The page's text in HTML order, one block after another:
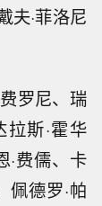
夫·菲洛尼
罗尼、瑞
拉斯·霍华
·费儒、卡
佩德罗·帕